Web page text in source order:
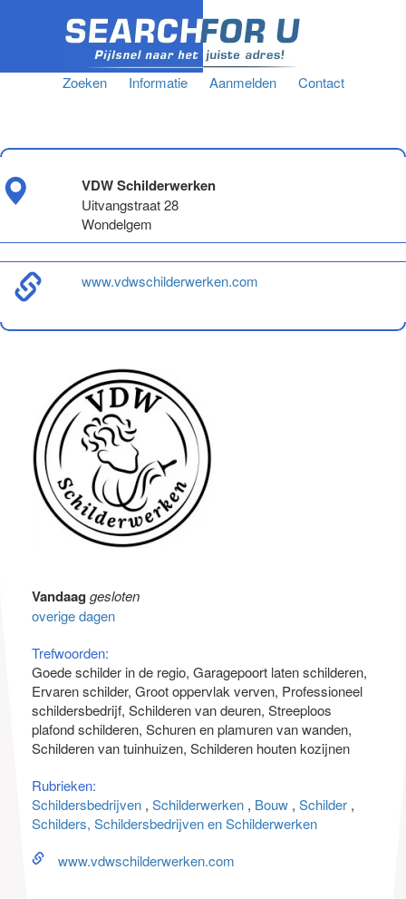
Zoeken Informatie Aanmelden Contact
VDW Schilderwerken
Uitvangstraat 28
Wondelgem
www.vdwschilderwerken.com
Vandaag gesloten
overige dagen
Trefwoorden:
Goede schilder in de regio Garagepoort laten schilderen
Ervaren schilder Groot oppervlak verven Professioneel
schildersbedrijf Schilderen van deuren Streeploos
plafond schilderen Schuren en plamuren van wanden
Schilderen van tuinhuizen Schilderen houten kozijnen
Rubrieken:
Schildersbedrijven Schilderwerken Bouw Schilder
Schilders, Schildersbedrijven en Schilderwerken
www.vdwschilderwerken.com